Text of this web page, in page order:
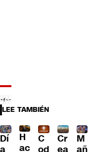
LEE TAMBIÉN
Dí
a
H
ac
C
od
Cr
ea
M
añ